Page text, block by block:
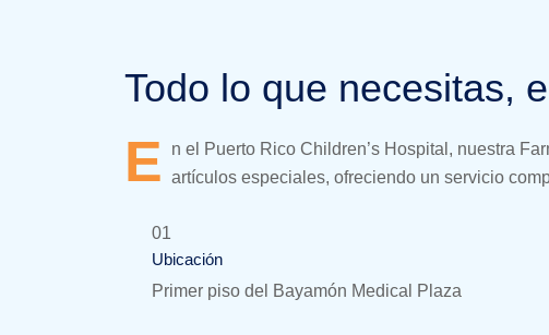
Todo lo que necesitas,
E
n el Puerto Rico Children’s Hospital, nuestra
artículos especiales, ofreciendo un servicio
01
Ubicación
Primer piso del Bayamón Medical Plaza